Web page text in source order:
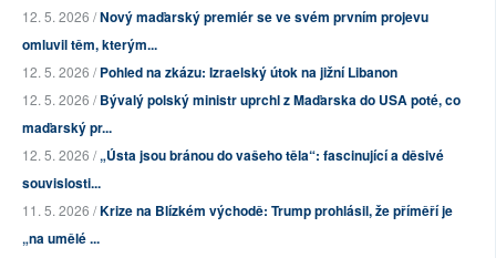
12. 5. 2026 /Nový maďarský premiér se ve svém prvním projevu
omluvil těm, kterým...
12. 5. 2026 /Pohled na zkázu: Izraelský útok na jižní Libanon
12. 5. 2026 /Bývalý polský ministr uprchl z Maďarska do USA poté, co
maďarský pr...
12. 5. 2026 /„Ústa jsou bránou do vašeho těla“: fascinující a děsivé
souvislosti...
11. 5. 2026 /Krize na Blízkém východě: Trump prohlásil, že příměří je
„na umělé ...